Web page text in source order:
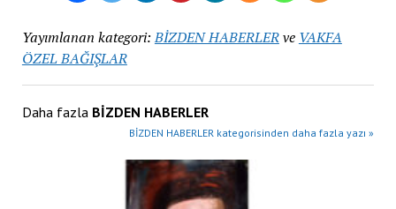
Yayımlanan kategori: BİZDEN HABERLERve VAKFA
ÖZEL BAĞIŞLAR
Daha fazla BİZDEN HABERLER
BİZDEN HABERLER kategorisinden daha fazla yazı »